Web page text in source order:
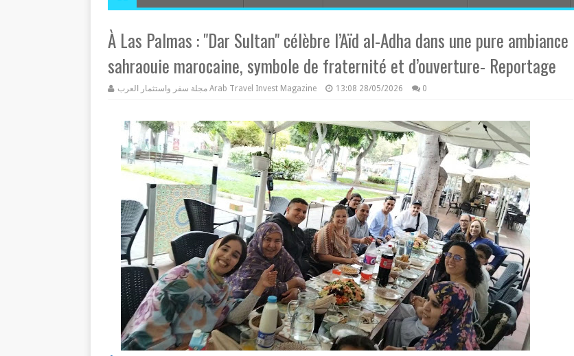
À Las Palmas : "Dar Sultan" célèbre l’Aïd al-Adha dans une pure ambiance
sahraouie marocaine, symbole de fraternité et d’ouverture- Reportage
مجلة سفر واستثمار العرب Arab Travel Invest Magazine 13:08 28/05/2026 0